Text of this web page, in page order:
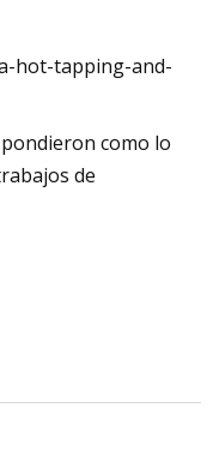
hot-tapping-and-
como lo
de